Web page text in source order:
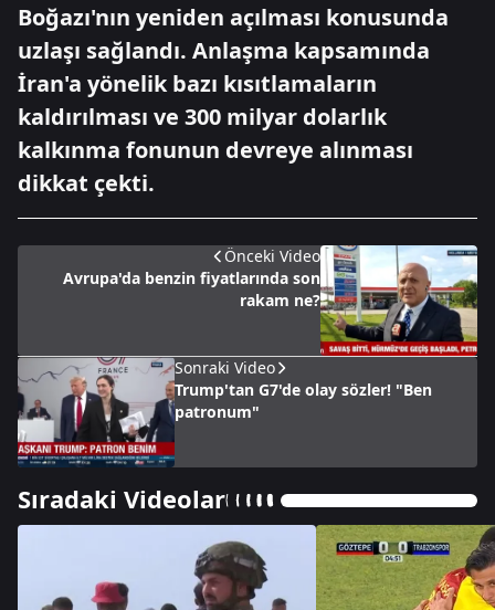
Boğazı'nın yeniden açılması konusunda
uzlaşı sağlandı. Anlaşma kapsamında
İran'a yönelik bazı kısıtlamaların
kaldırılması ve 300 milyar dolarlık
kalkınma fonunun devreye alınması
dikkat çekti.
Önceki Video
Avrupa'da benzin fiyatlarında son
rakam ne?
Sonraki Video
Trump'tan G7'de olay sözler! "Ben
patronum"
Sıradaki Videolar